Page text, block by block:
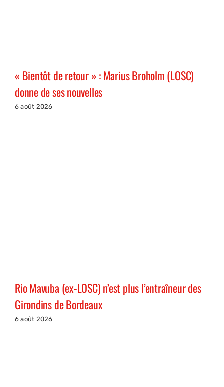
« Bientôt de retour » : Marius Broholm (LOSC)
donne de ses nouvelles
6 août 2026
Rio Mavuba (ex-LOSC) n’est plus l’entraîneur des
Girondins de Bordeaux
6 août 2026